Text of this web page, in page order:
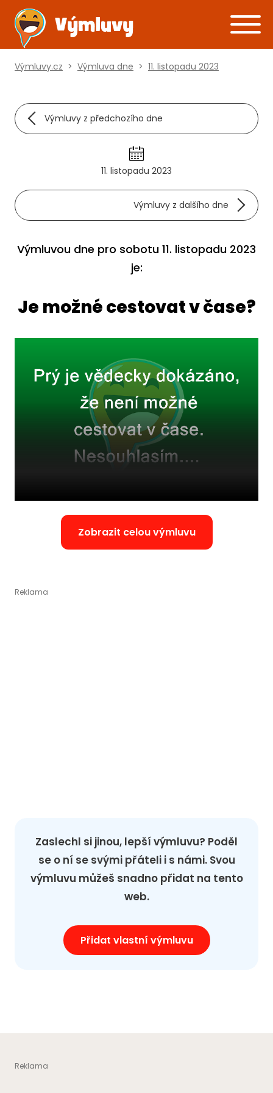
Výmluvy.cz > Výmluva dne > 11. listopadu 2023
Výmluvy z předchozího dne
11. listopadu 2023
Výmluvy z dalšího dne
Výmluvou dne pro sobotu 11. listopadu 2023
je:
Je možné cestovat v čase?
Zobrazit celou výmluvu
Zaslechl si jinou, lepší výmluvu? Poděl
se o ní se svými přáteli i s námi. Svou
výmluvu můžeš snadno přidat na tento
web.
Přidat vlastní výmluvu